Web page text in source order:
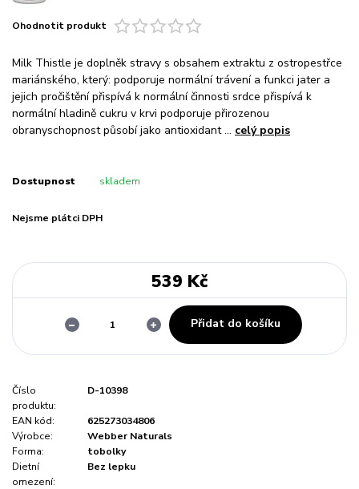
Ohodnotit produkt
Milk Thistle je doplněk stravy s obsahem extraktu z ostropestřce
mariánského, který: podporuje normální trávení a funkci jater a
jejich pročištění přispívá k normální činnosti srdce přispívá k
normální hladině cukru v krvi podporuje přirozenou
obranyschopnost působí jako antioxidant ... celý popis
Dostupnost skladem
Nejsme plátci DPH
539 Kč
Přidat do košíku
Číslo
produktu:
D-10398
EAN kód:
625273034806
Výrobce:
Webber Naturals
Forma:
tobolky
Dietní
omezení:
Bez lepku